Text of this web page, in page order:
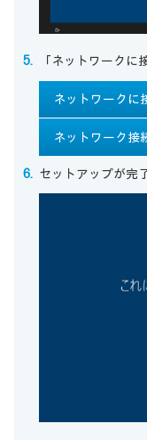
「ネットワークに
ネットワークに
ネットワーク接
セットアップが完